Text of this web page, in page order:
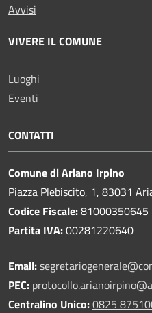
Avvisi
VIVERE IL COMUNE
Luoghi
Eventi
CONTATTI
Comune di Ariano Irpino
Piazza Plebiscito, 1, 83031
Codice Fiscale:81000350645
Partita IVA:00281220640
Email:
PEC:
Centralino Unico:0825